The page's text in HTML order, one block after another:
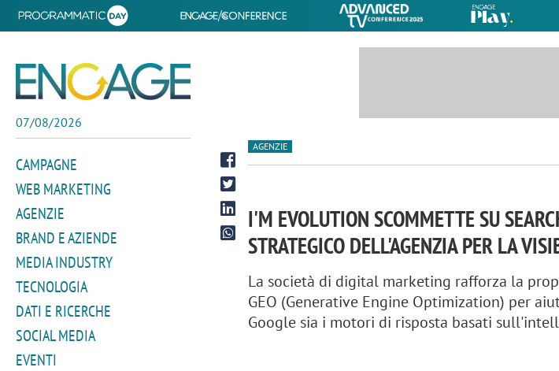
07/08/2026
CAMPAGNE
WEB MARKETING
AGENZIE
BRAND E AZIENDE
MEDIA INDUSTRY
TECNOLOGIA
DATI E RICERCHE
SOCIAL MEDIA
EVENTI
AGENZIE
I'M EVOLUTION SCOMMETTE SU
STRATEGICO DELL'AGENZIA PER LA
La società di digital marketing rafforza la
GEO (Generative Engine Optimization) per
Google sia i motori di risposta basati